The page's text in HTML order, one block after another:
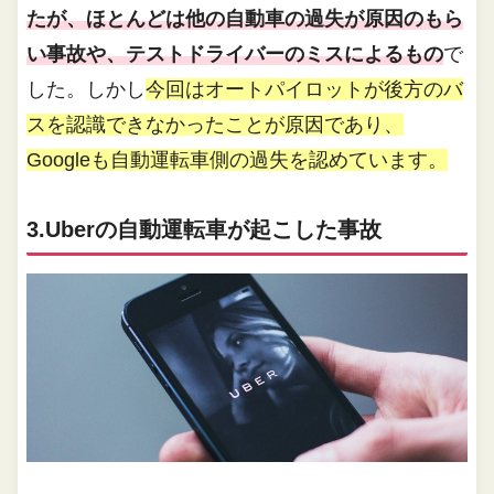
たが、ほとんどは他の自動車の過失が原因のもら
い事故や、テストドライバーのミスによるもので
した。しかし今回はオートパイロットが後方のバ
スを認識できなかったことが原因であり、
Googleも自動運転車側の過失を認めています。
3.Uberの自動運転車が起こした事故